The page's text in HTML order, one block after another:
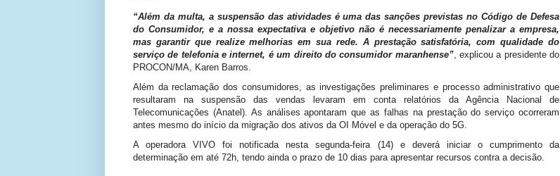
“Além da multa, a suspensão das atividades é uma das sanções previstas no Código de Defesa
do Consumidor, e a nossa expectativa e objetivo não é necessariamente penalizar a empresa,
mas garantir que realize melhorias em sua rede. A prestação satisfatória, com qualidade do
serviço de telefonia e internet, é um direito do consumidor maranhense”, explicou a presidente do
PROCON/MA, Karen Barros.
Além da reclamação dos consumidores, as investigações preliminares e processo administrativo que
resultaram na suspensão das vendas levaram em conta relatórios da Agência Nacional de
Telecomunicações (Anatel). As análises apontaram que as falhas na prestação do serviço ocorreram
antes mesmo do início da migração dos ativos da OI Móvel e da operação do 5G.
A operadora VIVO foi notificada nesta segunda-feira (14) e deverá iniciar o cumprimento da
determinação em até 72h, tendo ainda o prazo de 10 dias para apresentar recursos contra a decisão.